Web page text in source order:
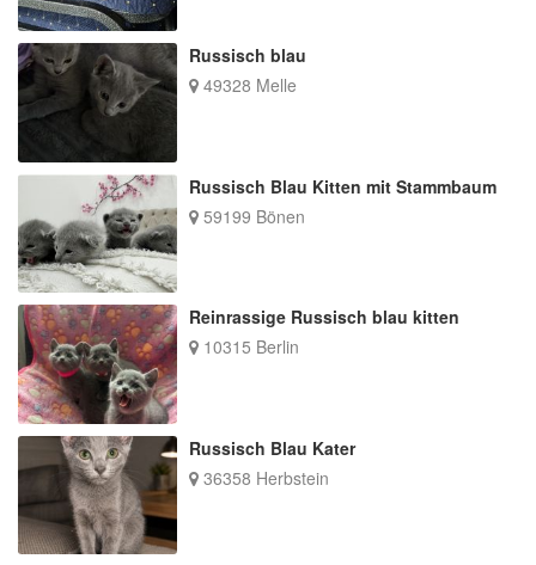
Russisch blau
49328 Melle
Russisch Blau Kitten mit Stammbaum
59199 Bönen
Reinrassige Russisch blau kitten
10315 Berlin
Russisch Blau Kater
36358 Herbstein